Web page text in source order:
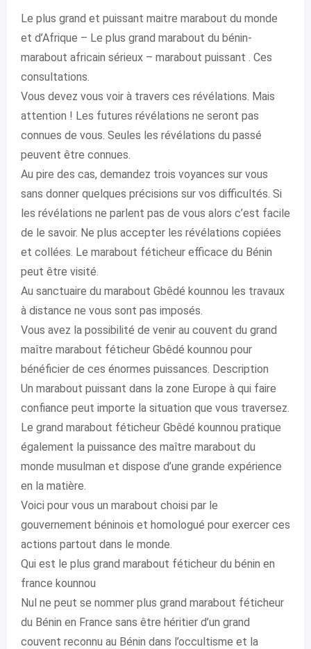
Le plus grand et puissant maitre marabout du monde
et d’Afrique – Le plus grand marabout du bénin-
marabout africain sérieux – marabout puissant . Ces
consultations.
Vous devez vous voir à travers ces révélations. Mais
attention ! Les futures révélations ne seront pas
connues de vous. Seules les révélations du passé
peuvent être connues.
Au pire des cas, demandez trois voyances sur vous
sans donner quelques précisions sur vos difficultés. Si
les révélations ne parlent pas de vous alors c’est facile
de le savoir. Ne plus accepter les révélations copiées
et collées. Le marabout féticheur efficace du Bénin
peut être visité.
Au sanctuaire du marabout Gbêdé kounnou les travaux
à distance ne vous sont pas imposés.
Vous avez la possibilité de venir au couvent du grand
maître marabout féticheur Gbêdé kounnou pour
bénéficier de ces énormes puissances. Description
Un marabout puissant dans la zone Europe à qui faire
confiance peut importe la situation que vous traversez.
Le grand marabout féticheur Gbêdé kounnou pratique
également la puissance des maître marabout du
monde musulman et dispose d’une grande expérience
en la matière.
Voici pour vous un marabout choisi par le
gouvernement béninois et homologué pour exercer ces
actions partout dans le monde.
Qui est le plus grand marabout féticheur du bénin en
france kounnou
Nul ne peut se nommer plus grand marabout féticheur
du Bénin en France sans être héritier d’un grand
couvent reconnu au Bénin dans l’occultisme et la